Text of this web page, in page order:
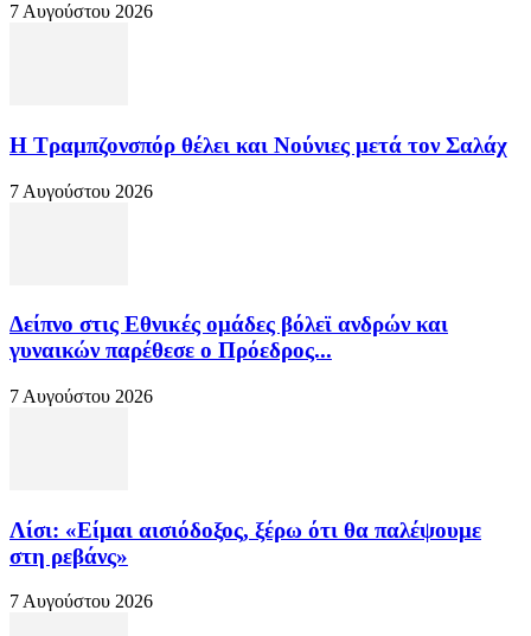
7 Αυγούστου 2026
Η Τραμπζονσπόρ θέλει και Νούνιες μετά τον Σαλάχ
7 Αυγούστου 2026
Δείπνο στις Εθνικές ομάδες βόλεϊ ανδρών και
γυναικών παρέθεσε ο Πρόεδρος...
7 Αυγούστου 2026
Λίσι: «Είμαι αισιόδοξος, ξέρω ότι θα παλέψουμε
στη ρεβάνς»
7 Αυγούστου 2026